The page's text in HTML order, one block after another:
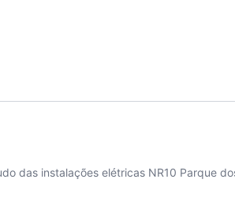
das instalações elétricas NR10 Parque